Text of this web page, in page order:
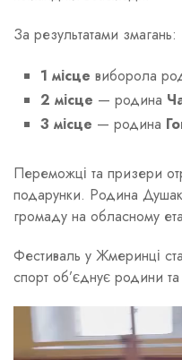
За результатами змагань:
1 місце виборола
2 місце — родина
3 місце — родина
Переможці та призери
подарунки. Родина
громаду на обласному
Фестиваль у Жмеринці
спорт об’єднує родини